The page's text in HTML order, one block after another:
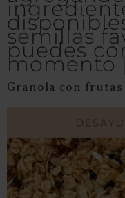
semillas
puedes
momento
Granola con